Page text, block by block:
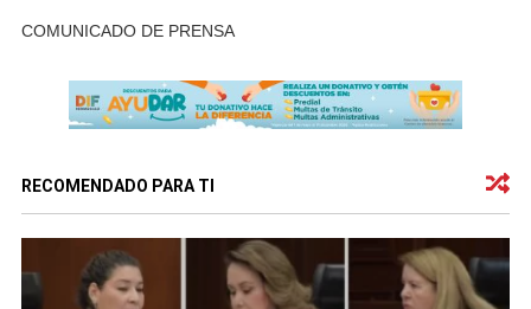
COMUNICADO DE PRENSA
RECOMENDADO PARA TI